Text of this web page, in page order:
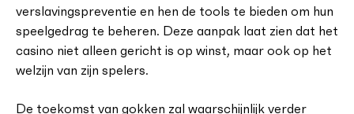
verslavingspreventie en hen de tools te bieden om hun
speelgedrag te beheren. Deze aanpak laat zien dat het
casino niet alleen gericht is op winst, maar ook op het
welzijn van zijn spelers.
De toekomst van gokken zal waarschijnlijk verder